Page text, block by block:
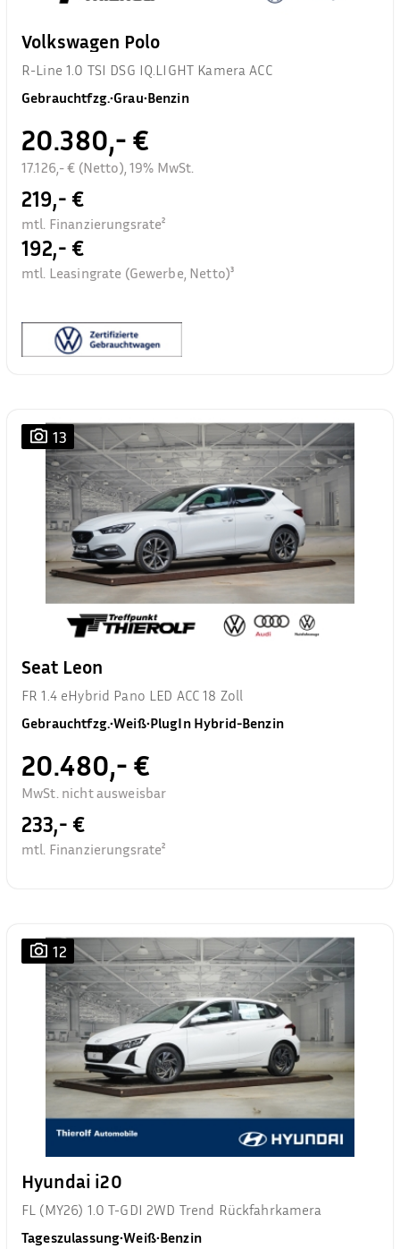
Volkswagen Polo
R-Line 1.0 TSI DSG IQ.LIGHT Kamera ACC
Gebrauchtfzg.•Grau•Benzin
20.380,- €
17.126,- € (Netto), 19% MwSt.
219,- €
mtl. Finanzierungsrate²
192,- €
mtl. Leasingrate (Gewerbe, Netto)³
13
Seat Leon
FR 1.4 eHybrid Pano LED ACC 18 Zoll
Gebrauchtfzg.•Weiß•PlugIn Hybrid-Benzin
20.480,- €
MwSt. nicht ausweisbar
233,- €
mtl. Finanzierungsrate²
12
Hyundai i20
FL (MY26) 1.0 T-GDI 2WD Trend Rückfahrkamera
Tageszulassung•Weiß•Benzin